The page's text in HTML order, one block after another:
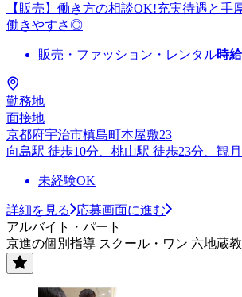
【販売】働き方の相談OK!充実待遇と手
働きやすさ◎
販売・ファッション・レンタル時給
勤務地
面接地
京都府宇治市槙島町本屋敷23
向島駅 徒歩10分、桃山駅 徒歩23分、観
未経験OK
詳細を見る
応募画面に進む
アルバイト・パート
京進の個別指導 スクール・ワン 六地蔵